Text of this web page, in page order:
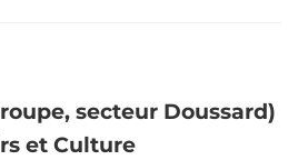
secteur Doussard)
et Culture